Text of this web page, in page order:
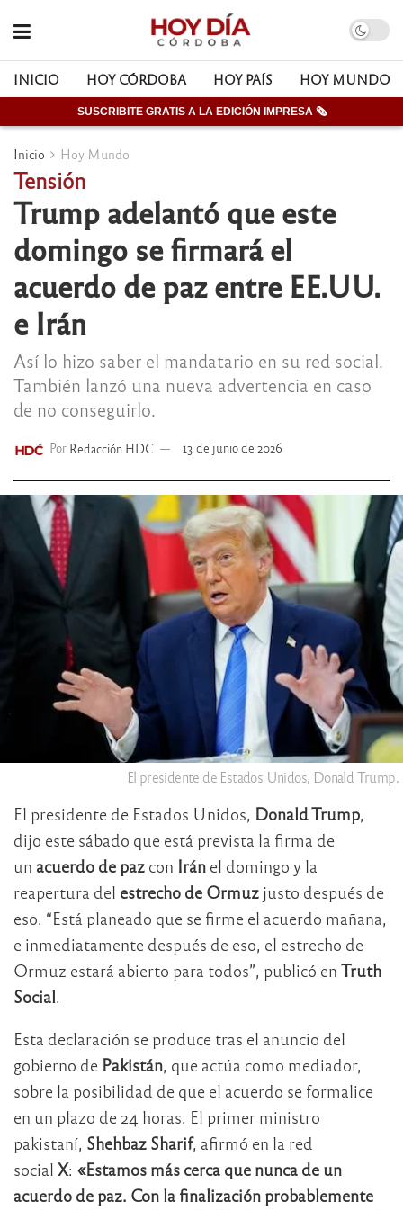
INICIO HOY CÓRDOBA HOY PAÍS HOY MUNDO
SUSCRIBITE GRATIS A LA EDICIÓN IMPRESA 🗞
Inicio Hoy Mundo
Tensión
Trump adelantó que este
domingo se firmará el
acuerdo de paz entre EE.UU.
e Irán
Así lo hizo saber el mandatario en su red social.
También lanzó una nueva advertencia en caso
de no conseguirlo.
Por Redacción HDC 13 de junio de 2026
El presidente de Estados Unidos, Donald Trump.
El presidente de Estados Unidos, Donald Trump,
dijo este sábado que está prevista la firma de
un acuerdo de paz con Irán el domingo y la
reapertura del estrecho de Ormuz justo después de
eso. “Está planeado que se firme el acuerdo mañana,
e inmediatamente después de eso, el estrecho de
Ormuz estará abierto para todos”, publicó en Truth
Social.
Esta declaración se produce tras el anuncio del
gobierno de Pakistán, que actúa como mediador,
sobre la posibilidad de que el acuerdo se formalice
en un plazo de 24 horas. El primer ministro
pakistaní, Shehbaz Sharif, afirmó en la red
social X: «Estamos más cerca que nunca de un
acuerdo de paz. Con la finalización probablemente